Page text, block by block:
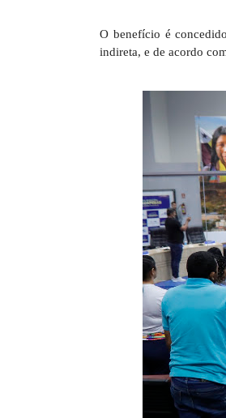
O benefício é
indireta, e de acordo